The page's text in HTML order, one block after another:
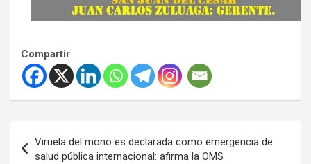
Compartir
de
Viruela del mono es declarada como emergencia de
salud pública internacional: afirma la OMS